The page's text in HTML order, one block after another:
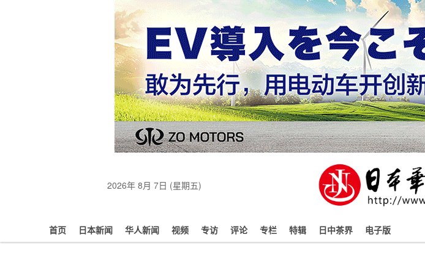
2026年 8月 7日 (星期五)
首页 日本新闻 华人新闻 视频 专访 评论 专栏 特辑 日中茶界 电子版